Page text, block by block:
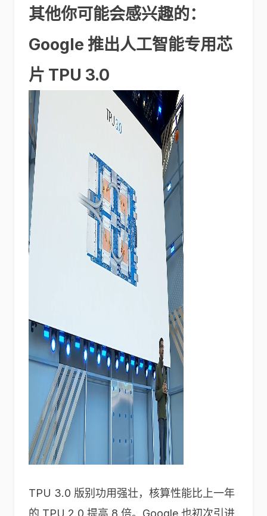
其他你可能会感兴趣的：
Google 推出人工智能专用芯
片 TPU 3.0
TPU 3.0 版别功用强壮，核算性能比上一年
的 TPU 2.0 提高 8 倍。Google 也初次引进